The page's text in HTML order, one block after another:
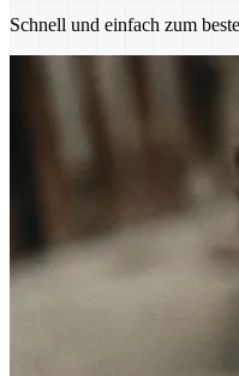
Schnell und einfach zum